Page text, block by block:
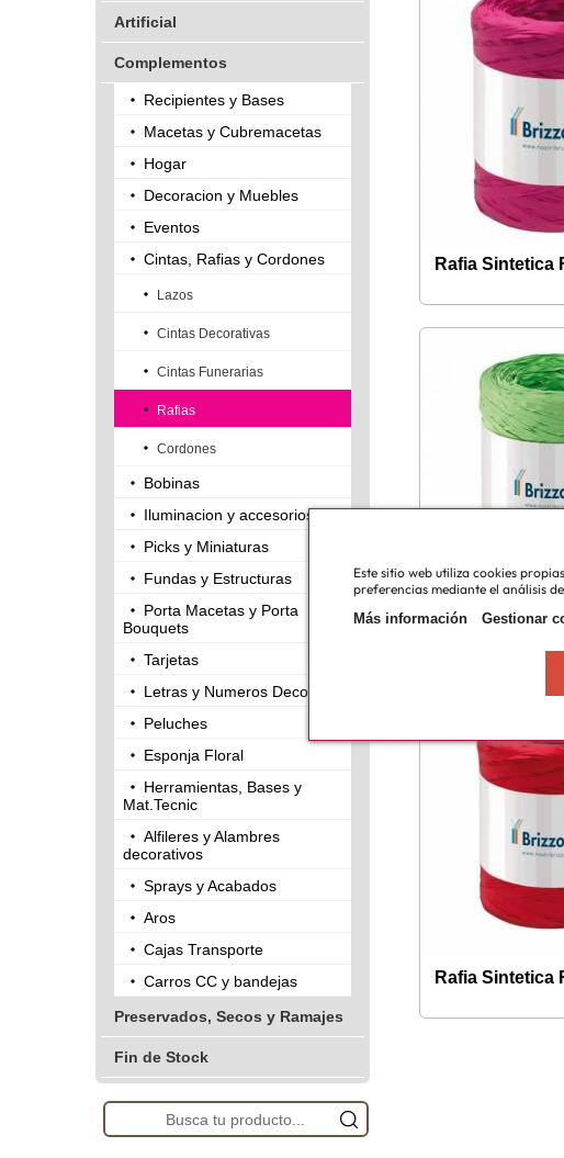
Artificial
Complementos
Recipientes y Bases
Macetas y Cubremacetas
Hogar
Decoracion y Muebles
Eventos
Cintas, Rafias y Cordones
Lazos
Cintas Decorativas
Cintas Funerarias
Rafias
Cordones
Bobinas
Iluminacion y accesorios
Picks y Miniaturas
Fundas y Estructuras
Porta Macetas y Porta
Bouquets
Tarjetas
Letras y Numeros Decorativos
Peluches
Esponja Floral
Herramientas, Bases y
Mat.Tecnic
Alfileres y Alambres
decorativos
Sprays y Acabados
Aros
Cajas Transporte
Carros CC y bandejas
Preservados, Secos y Ramajes
Fin de Stock
Rafia Sintetica
Rafia Sintetica
Rafia Sintetica
Este sitio web utiliza cookies
preferencias mediante el análisis
Más información
Gestionar